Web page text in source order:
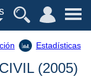
Estadísticas
(2005)